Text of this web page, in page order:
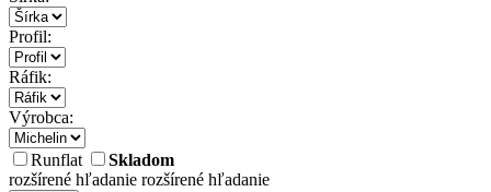
Profil:
Ráfik:
Výrobca:
Runflat
Skladom
rozšírené hľadanie rozšírené hľadanie